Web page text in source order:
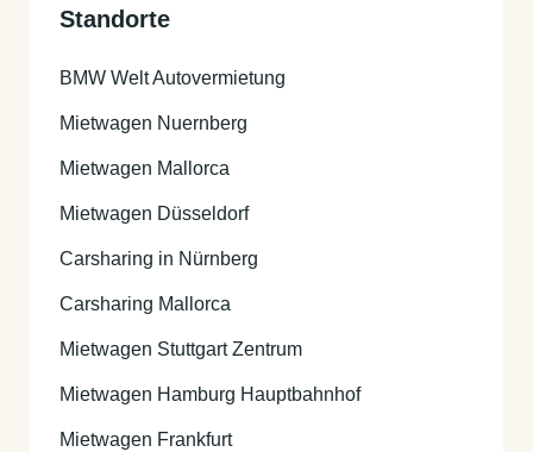
Standorte
BMW Welt Autovermietung
Mietwagen Nuernberg
Mietwagen Mallorca
Mietwagen Düsseldorf
Carsharing in Nürnberg
Carsharing Mallorca
Mietwagen Stuttgart Zentrum
Mietwagen Hamburg Hauptbahnhof
Mietwagen Frankfurt